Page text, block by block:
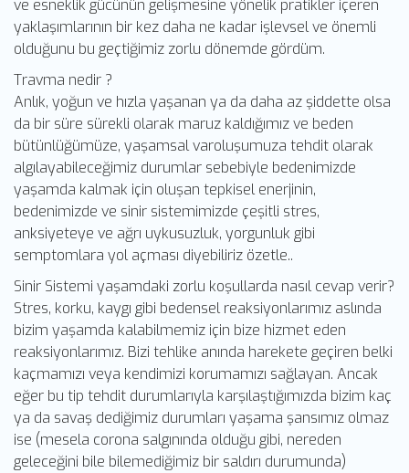
ve esneklik gücünün gelişmesine yönelik pratikler içeren
yaklaşımlarının bir kez daha ne kadar işlevsel ve önemli
olduğunu bu geçtiğimiz zorlu dönemde gördüm.
Travma nedir ?
Anlık, yoğun ve hızla yaşanan ya da daha az şiddette olsa
da bir süre sürekli olarak maruz kaldığımız ve beden
bütünlüğümüze, yaşamsal varoluşumuza tehdit olarak
algılayabileceğimiz durumlar sebebiyle bedenimizde
yaşamda kalmak için oluşan tepkisel enerjinin,
bedenimizde ve sinir sistemimizde çeşitli stres,
anksiyeteye ve ağrı uykusuzluk, yorgunluk gibi
semptomlara yol açması diyebiliriz özetle..
Sinir Sistemi yaşamdaki zorlu koşullarda nasıl cevap verir?
Stres, korku, kaygı gibi bedensel reaksiyonlarımız aslında
bizim yaşamda kalabilmemiz için bize hizmet eden
reaksiyonlarımız. Bizi tehlike anında harekete geçiren belki
kaçmamızı veya kendimizi korumamızı sağlayan. Ancak
eğer bu tip tehdit durumlarıyla karşılaştığımızda bizim kaç
ya da savaş dediğimiz durumları yaşama şansımız olmaz
ise (mesela corona salgınında olduğu gibi, nereden
geleceğini bile bilemediğimiz bir saldırı durumunda)